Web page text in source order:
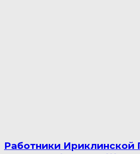
Работники Ириклинской